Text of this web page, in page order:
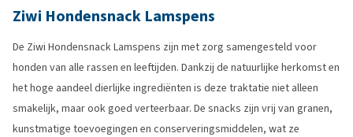
Ziwi Hondensnack Lamspens
De Ziwi Hondensnack Lamspens zijn met zorg samengesteld voor
honden van alle rassen en leeftijden. Dankzij de natuurlijke herkomst en
het hoge aandeel dierlijke ingrediënten is deze traktatie niet alleen
smakelijk, maar ook goed verteerbaar. De snacks zijn vrij van granen,
kunstmatige toevoegingen en conserveringsmiddelen, wat ze